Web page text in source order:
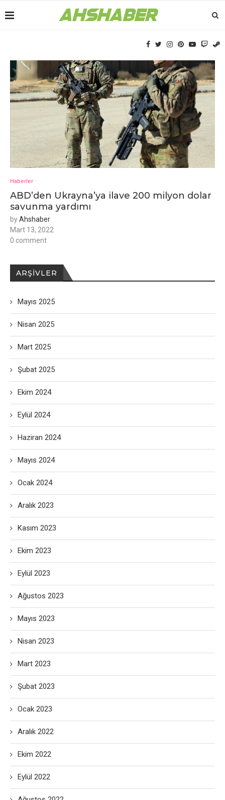
Haberler
ABD’dеn Ukrayna’ya ilavе 200 milyon dolar
savunma yardımı
byAhshaber
Mart 13, 2022
0 comment
ARŞIVLER
Mayıs 2025
Nisan 2025
Mart 2025
Şubat 2025
Ekim 2024
Eylül 2024
Haziran 2024
Mayıs 2024
Ocak 2024
Aralık 2023
Kasım 2023
Ekim 2023
Eylül 2023
Ağustos 2023
Mayıs 2023
Nisan 2023
Mart 2023
Şubat 2023
Ocak 2023
Aralık 2022
Ekim 2022
Eylül 2022